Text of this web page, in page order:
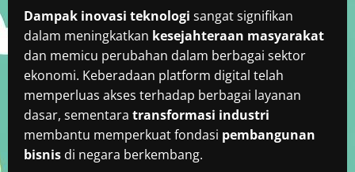
Dampak inovasi teknologi sangat signifikan
dalam meningkatkan kesejahteraan masyarakat
dan memicu perubahan dalam berbagai sektor
ekonomi. Keberadaan platform digital telah
memperluas akses terhadap berbagai layanan
dasar, sementara transformasi industri
membantu memperkuat fondasi pembangunan
bisnis di negara berkembang.